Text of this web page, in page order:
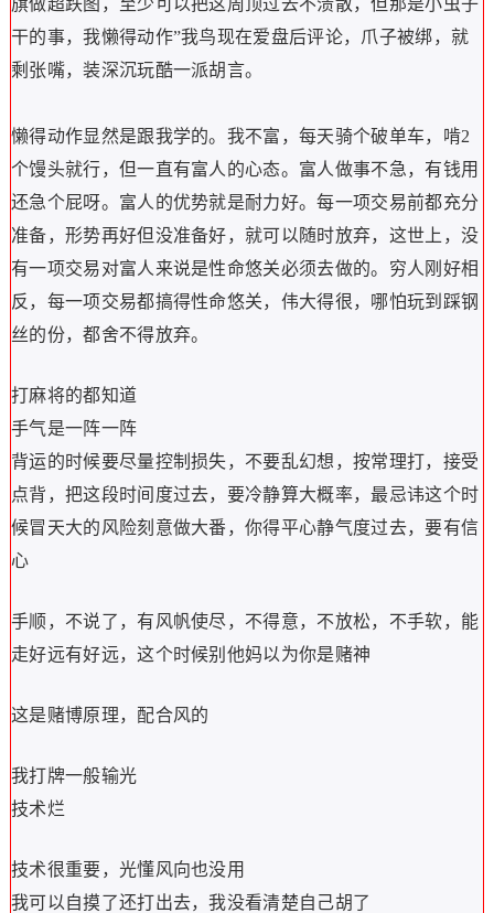
旗做超跌图，至少可以把这周顶过去不溃散，但那是小虫子
干的事，我懒得动作”我鸟现在爱盘后评论，爪子被绑，就
剩张嘴，装深沉玩酷一派胡言。
懒得动作显然是跟我学的。我不富，每天骑个破单车，啃2
个馒头就行，但一直有富人的心态。富人做事不急，有钱用
还急个屁呀。富人的优势就是耐力好。每一项交易前都充分
准备，形势再好但没准备好，就可以随时放弃，这世上，没
有一项交易对富人来说是性命悠关必须去做的。穷人刚好相
反，每一项交易都搞得性命悠关，伟大得很，哪怕玩到踩钢
丝的份，都舍不得放弃。
打麻将的都知道
手气是一阵一阵
背运的时候要尽量控制损失，不要乱幻想，按常理打，接受
点背，把这段时间度过去，要冷静算大概率，最忌讳这个时
候冒天大的风险刻意做大番，你得平心静气度过去，要有信
心
手顺，不说了，有风帆使尽，不得意，不放松，不手软，能
走好远有好远，这个时候别他妈以为你是赌神
这是赌博原理，配合风的
我打牌一般输光
技术烂
技术很重要，光懂风向也没用
我可以自摸了还打出去，我没看清楚自己胡了